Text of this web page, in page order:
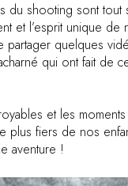
du shooting sont tout
et l’esprit unique
partager quelques
qui ont fait de
et les
fiers de nos
aventure !